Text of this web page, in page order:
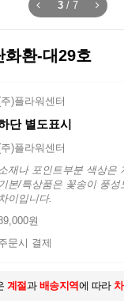
3 / 7
화환-대29호
주)플라워센터
단 별도표시
주)플라워센터
재나 포인트부분 색상은
본/특상품은 꽃송이 풍성
이입니다.
원
문시 결제
계절과 배송지역에 따라